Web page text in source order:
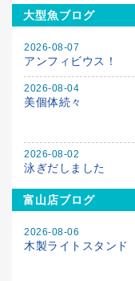
大型魚ブログ
2026-08-07
アンフィビウス！
2026-08-04
美個体続々
2026-08-02
泳ぎだしました
富山店ブログ
2026-08-06
木製ライトスタンド